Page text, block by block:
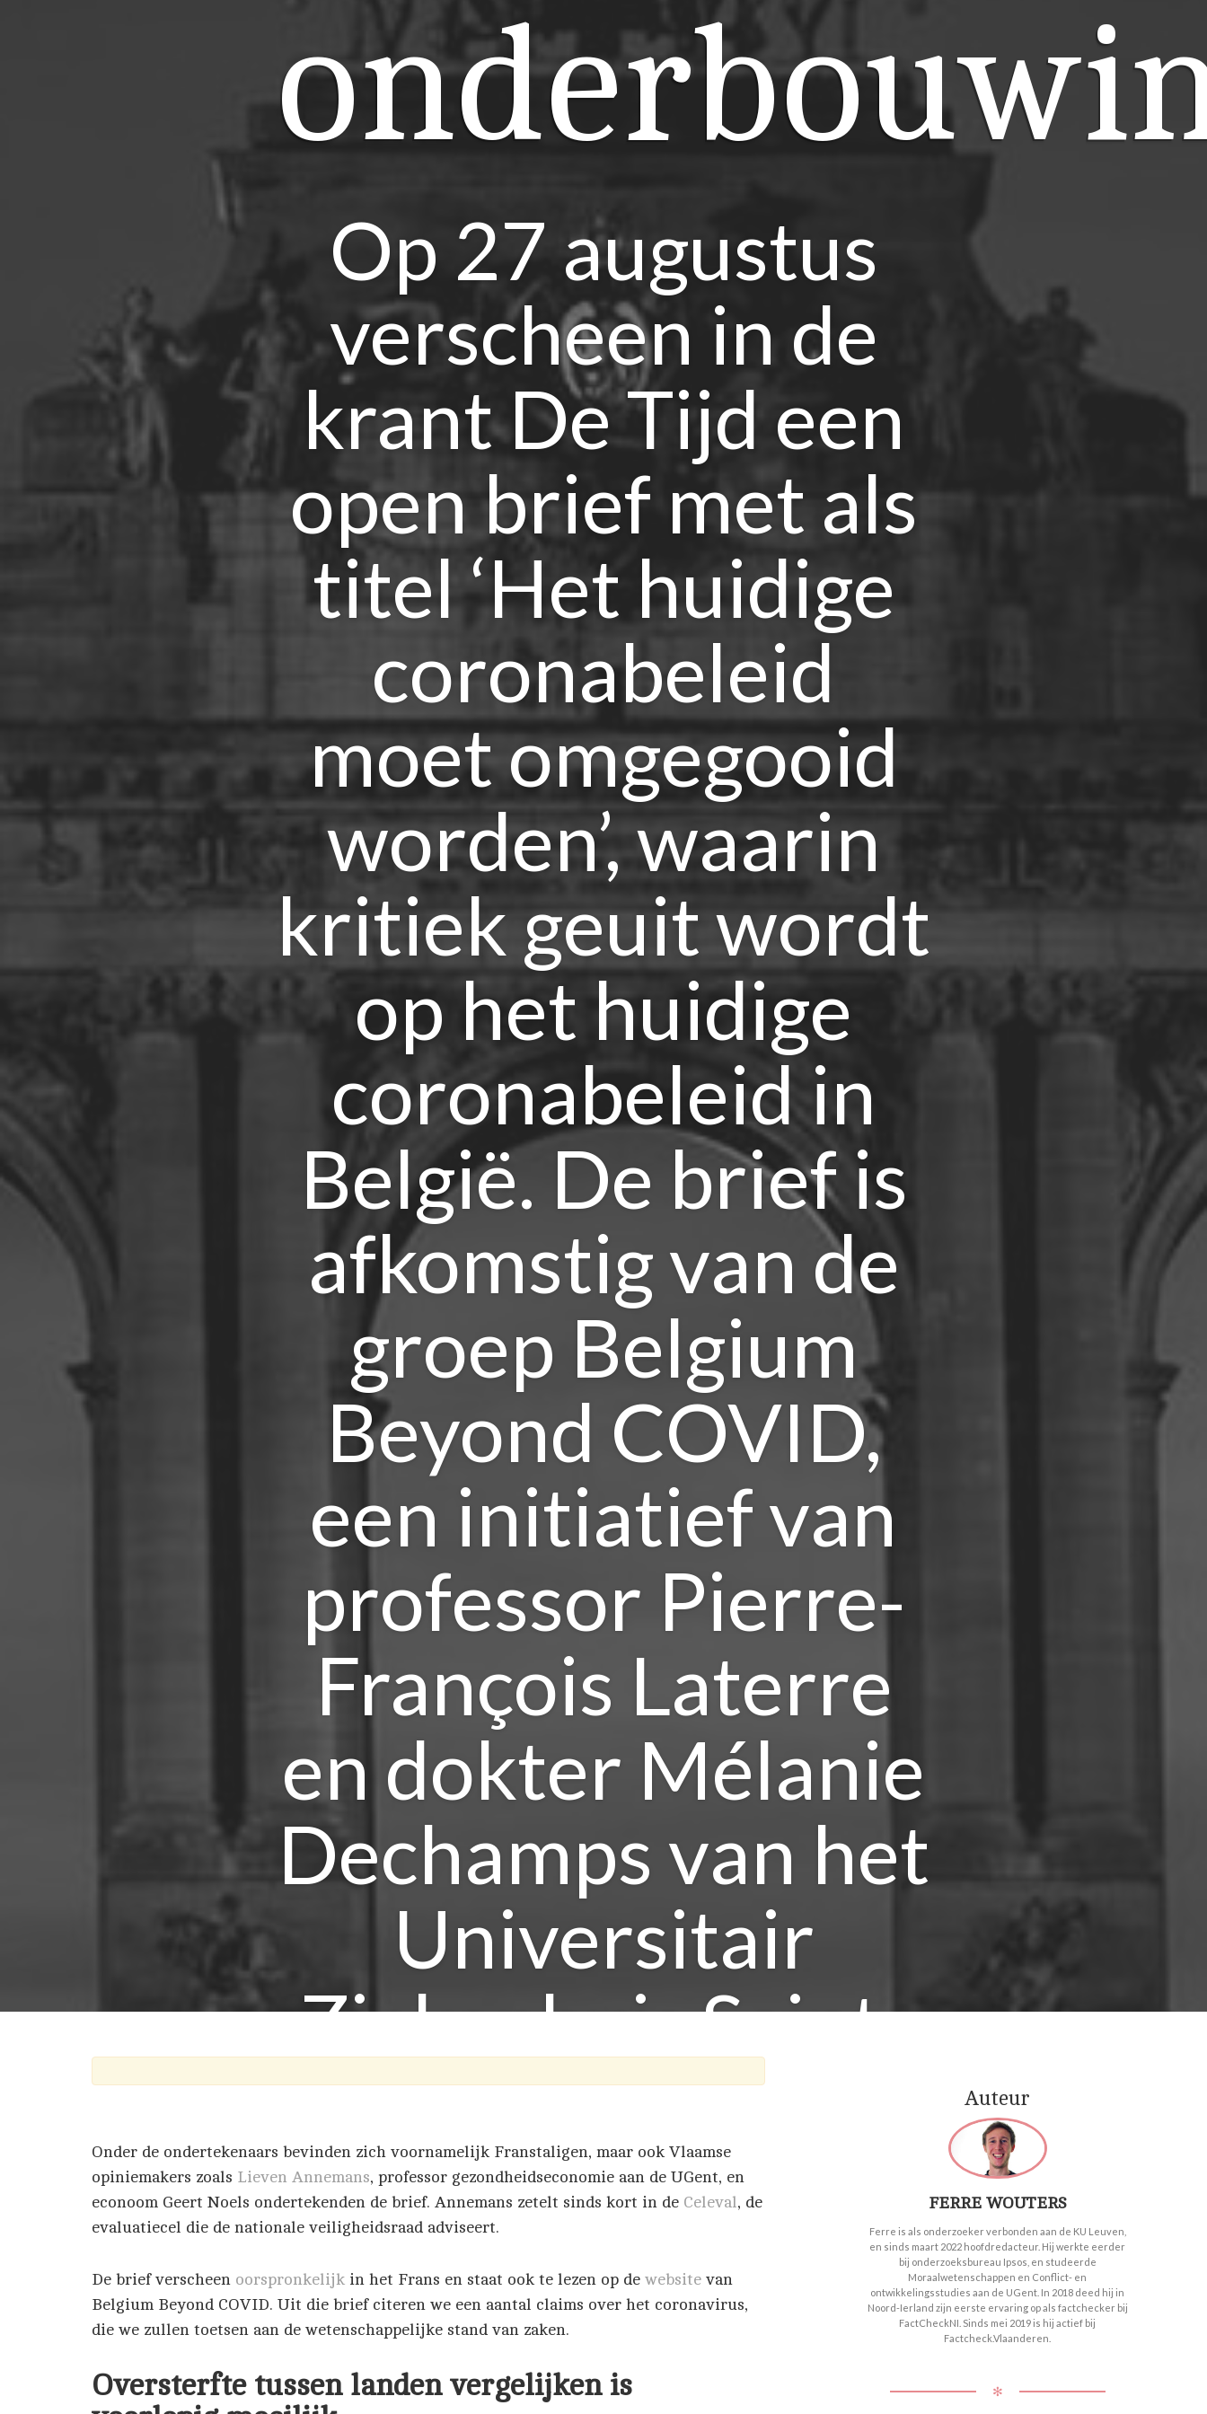
Op 27 augustus
verscheen in de
krant De Tijd een
open brief met als
titel ‘Het huidige
coronabeleid
moet omgegooid
worden’, waarin
kritiek geuit wordt
op het huidige
coronabeleid in
België. De brief is
afkomstig van de
groep Belgium
Beyond COVID,
een initiatief van
professor Pierre-
François Laterre
en dokter Mélanie
Dechamps van het
Universitair
Ziekenhuis Saint-
Luc van de UCL.
21 september
2020
Onder de ondertekenaars bevinden zich voornamelijk Franstaligen, maar ook Vlaamse
opiniemakers zoals Lieven Annemans, professor gezondheidseconomie aan de UGent, en
econoom Geert Noels ondertekenden de brief. Annemans zetelt sinds kort in de Celeval, de
evaluatiecel die de nationale veiligheidsraad adviseert.
De brief verscheen oorspronkelijk in het Frans en staat ook te lezen op de website van
Belgium Beyond COVID. Uit die brief citeren we een aantal claims over het coronavirus,
die we zullen toetsen aan de wetenschappelijke stand van zaken.
Oversterfte tussen landen vergelijken is
Auteur
FERRE WOUTERS
Ferre is als onderzoeker verbonden aan de KU Leuven,
en sinds maart 2022 hoofdredacteur. Hij werkte eerder
bij onderzoeksbureau Ipsos, en studeerde
Moraalwetenschappen en Conflict- en
ontwikkelingsstudies aan de UGent. In 2018 deed hij in
Noord-Ierland zijn eerste ervaring op als factchecker bij
FactCheckNI. Sinds mei 2019 is hij actief bij
Factcheck.Vlaanderen.
✻